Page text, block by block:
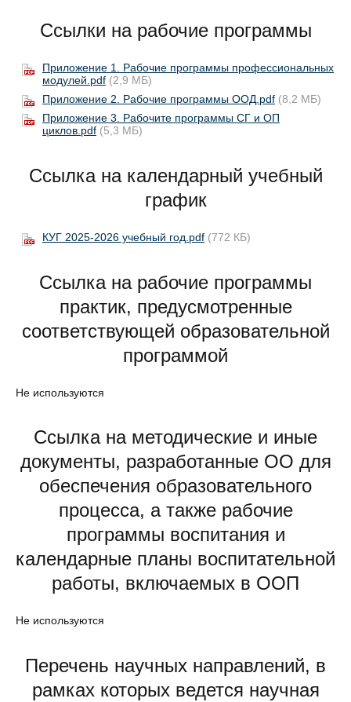
Ссылки на рабочие программы
Приложение 1. Рабочие программы профессиональных
модулей.pdf (2,9 МБ)
Приложение 2. Рабочие программы ООД.pdf (8,2 МБ)
Приложение 3. Рабочите программы СГ и ОП
циклов.pdf (5,3 МБ)
Ссылка на календарный учебный
график
КУГ 2025-2026 учебный год.pdf (772 КБ)
Ссылка на рабочие программы
практик, предусмотренные
соответствующей образовательной
программой
Не используются
Ссылка на методические и иные
документы, разработанные ОО для
обеспечения образовательного
процесса, а также рабочие
программы воспитания и
календарные планы воспитательной
работы, включаемых в ООП
Не используются
Перечень научных направлений, в
рамках которых ведется научная